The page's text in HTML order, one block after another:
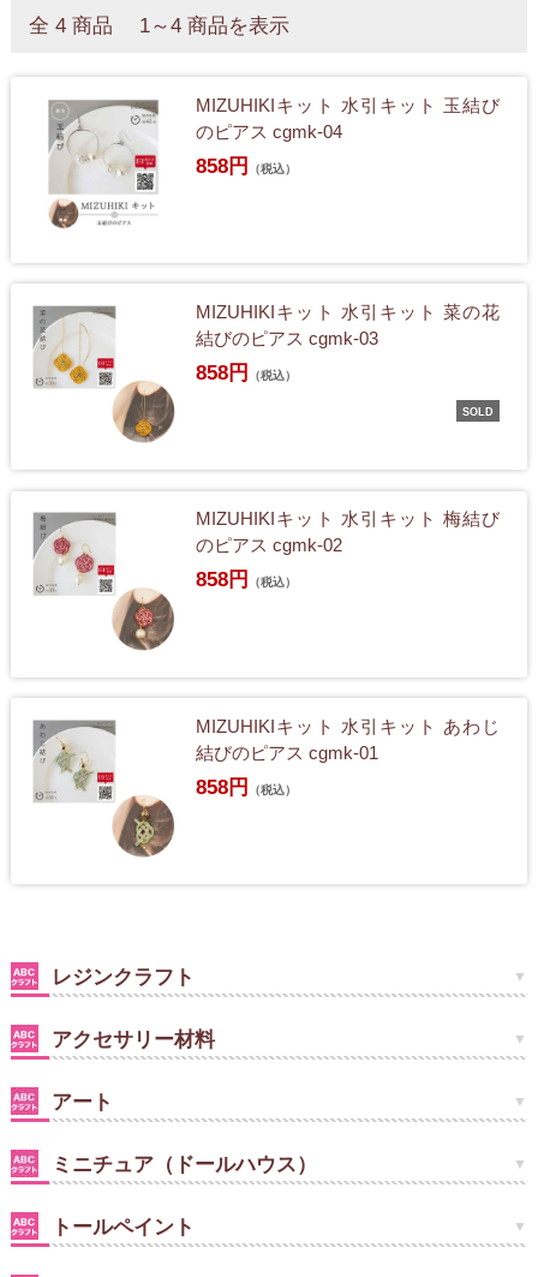
全 4 商品 1～4 商品を表示
MIZUHIKIキット 水引キット 玉結び
のピアス cgmk-04
858円 （税込）
MIZUHIKIキット 水引キット 菜の花
結びのピアス cgmk-03
858円 （税込）
SOLD
MIZUHIKIキット 水引キット 梅結び
のピアス cgmk-02
858円 （税込）
MIZUHIKIキット 水引キット あわじ
結びのピアス cgmk-01
858円 （税込）
レジンクラフト
アクセサリー材料
アート
ミニチュア（ドールハウス）
トールペイント